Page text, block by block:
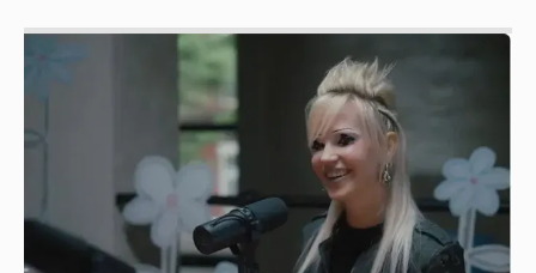
Певица Глюкоза рассказала о съёмках для
эротического журнала
3